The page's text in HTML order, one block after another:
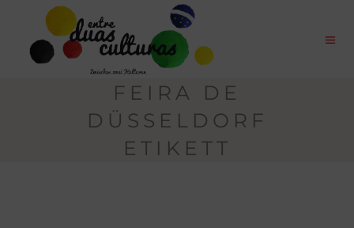
FEIRA DE
DÜSSELDORF
ETIKETT